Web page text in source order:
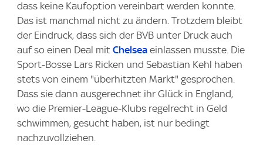
dass keine Kaufoption vereinbart werden konnte.
Das ist manchmal nicht zu ändern. Trotzdem bleibt
der Eindruck, dass sich der BVB unter Druck auch
auf so einen Deal mit Chelsea einlassen musste. Die
Sport-Bosse Lars Ricken und Sebastian Kehl haben
stets von einem "überhitzten Markt" gesprochen.
Dass sie dann ausgerechnet ihr Glück in England,
wo die Premier-League-Klubs regelrecht in Geld
schwimmen, gesucht haben, ist nur bedingt
nachzuvollziehen.